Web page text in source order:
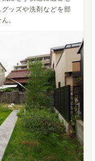
ッズや洗剤などを部
。